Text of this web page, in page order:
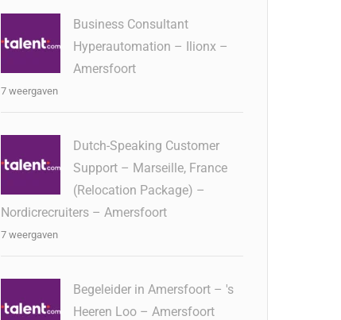
Business Consultant
Hyperautomation – Ilionx –
Amersfoort
7 weergaven
Dutch-Speaking Customer
Support – Marseille, France
(Relocation Package) –
Nordicrecruiters – Amersfoort
7 weergaven
Begeleider in Amersfoort – 's
Heeren Loo – Amersfoort